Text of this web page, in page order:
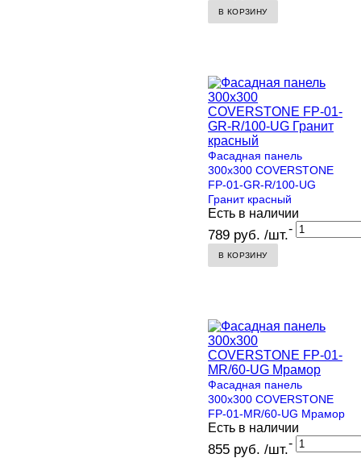
В КОРЗИНУ
Фасадная панель
300х300 COVERSTONE
FP-01-GR-R/100-UG
Гранит красный
Есть в наличии
789 руб. /шт.-
В КОРЗИНУ
Фасадная панель
300х300 COVERSTONE
FP-01-MR/60-UG Мрамор
Есть в наличии
855 руб. /шт.-